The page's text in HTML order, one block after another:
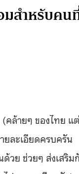
มสำหรับคน
คล้ายๆ ของไทย แต่
ยละเอียดครบครัน
วย ช่วยๆ ส่งเสริม